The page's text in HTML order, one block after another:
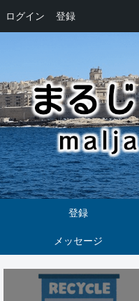
ログイン 登録
登録
メッセージ